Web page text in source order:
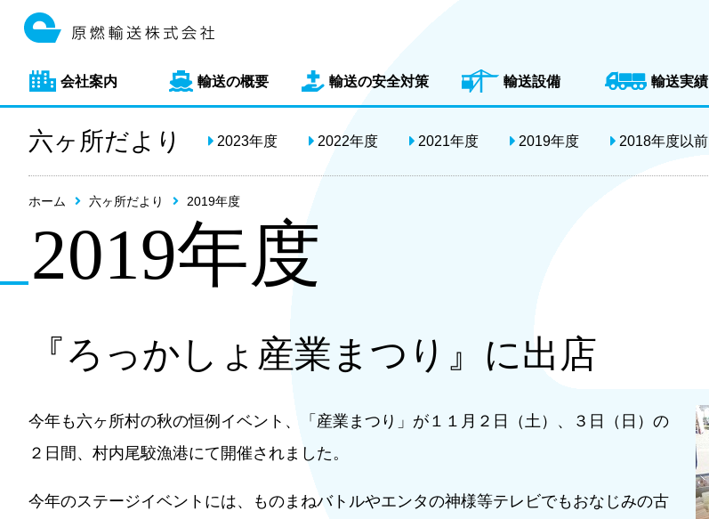
会社案内 輸送の概要 輸送の安全対策 輸送設備 輸送実績
六ヶ所だより 2023年度 2022年度 2021年度 2019年度 2018年度以前
ホーム 六ヶ所だより 2019年度
2019年度
『ろっかしょ産業まつり』に出店
今年も六ヶ所村の秋の恒例イベント、「産業まつり」が１１月２日（土）、３日（日）の
２日間、村内尾駮漁港にて開催されました。
今年のステージイベントには、ものまねバトルやエンタの神様等テレビでもおなじみの古